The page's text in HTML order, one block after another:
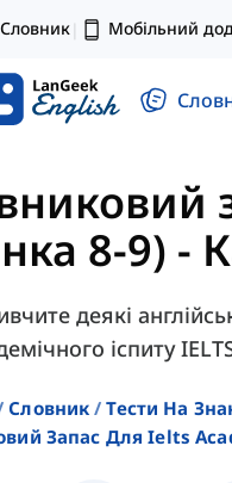
Словник| Мобільний
8-9) -
деякі
іспиту
Словник
Тести На
Запас Для Ielts